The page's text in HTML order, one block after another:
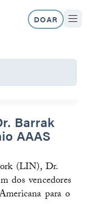
DOAR
Barrak
AAAS
(LIN), Dr.
dos vencedores
para o